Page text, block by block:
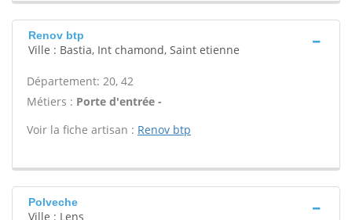
Renov btp
Ville : Bastia, Int chamond, Saint etienne
Département: 20, 42
Métiers : Porte d'entrée -
Voir la fiche artisan : Renov btp
Polveche
Ville : Lens